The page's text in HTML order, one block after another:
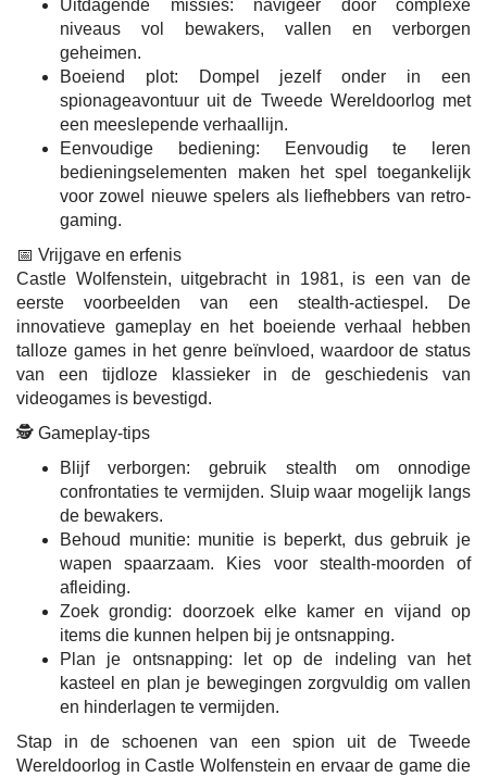
Uitdagende missies: navigeer door complexe
niveaus vol bewakers, vallen en verborgen
geheimen.
Boeiend plot: Dompel jezelf onder in een
spionageavontuur uit de Tweede Wereldoorlog met
een meeslepende verhaallijn.
Eenvoudige bediening: Eenvoudig te leren
bedieningselementen maken het spel toegankelijk
voor zowel nieuwe spelers als liefhebbers van retro-
gaming.
📅 Vrijgave en erfenis
Castle Wolfenstein, uitgebracht in 1981, is een van de
eerste voorbeelden van een stealth-actiespel. De
innovatieve gameplay en het boeiende verhaal hebben
talloze games in het genre beïnvloed, waardoor de status
van een tijdloze klassieker in de geschiedenis van
videogames is bevestigd.
🕵️ Gameplay-tips
Blijf verborgen: gebruik stealth om onnodige
confrontaties te vermijden. Sluip waar mogelijk langs
de bewakers.
Behoud munitie: munitie is beperkt, dus gebruik je
wapen spaarzaam. Kies voor stealth-moorden of
afleiding.
Zoek grondig: doorzoek elke kamer en vijand op
items die kunnen helpen bij je ontsnapping.
Plan je ontsnapping: let op de indeling van het
kasteel en plan je bewegingen zorgvuldig om vallen
en hinderlagen te vermijden.
Stap in de schoenen van een spion uit de Tweede
Wereldoorlog in Castle Wolfenstein en ervaar de game die